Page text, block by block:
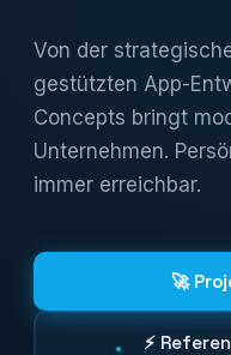
Von der
gestützten App-
Concepts bringt
Unternehmen.
immer erreichbar.
🚀
⚡